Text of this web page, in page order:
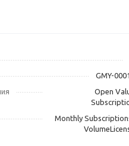
GMY-
Open
Monthly